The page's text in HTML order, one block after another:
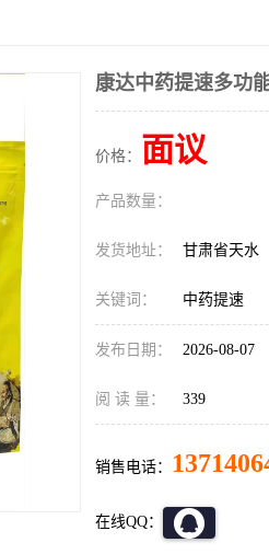
康达中药提速多功
价格： 面议
产品数量：
发货地址： 甘肃省天水
关键词： 中药提速
发布日期： 2026-08-07
阅 读 量： 339
销售电话：
在线QQ：